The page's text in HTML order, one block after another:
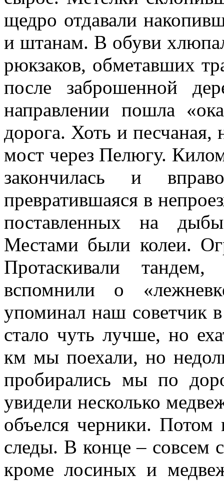
щедро отдавали
и штанам. В обуви
рюкзаков, обметавших
после заброшенной
направлении пошла
дорога. Хоть и
мост через Пeлюгу.
закончилась и
превратившаяся в
поставленных на
Местами были колеи.
Протаскивали
вспомнили о
упоминал наш советчик
стало чуть лучше, но
км мы поехали, но
пробирались мы по
увидели несколько
объелся черники.
следы. В конце – совсем
кроме лосиных и